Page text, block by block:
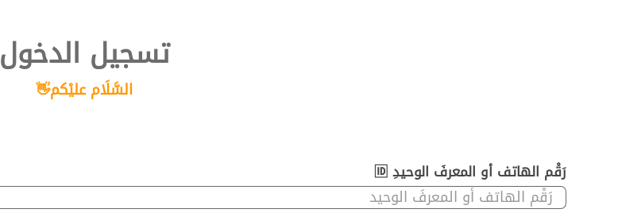
تسجيل الدخول
👋السَّلَام عليْكم
رَقْم الهاتف أو المعرفَ الوحيدِ 🆔